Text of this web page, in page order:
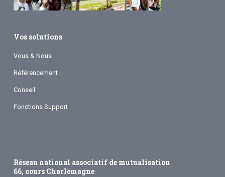
Vos solutions
Vous & Nous
Référencement
Conseil
Fonctions Support
Réseau national associatif de mutualisation
66, cours Charlemagne